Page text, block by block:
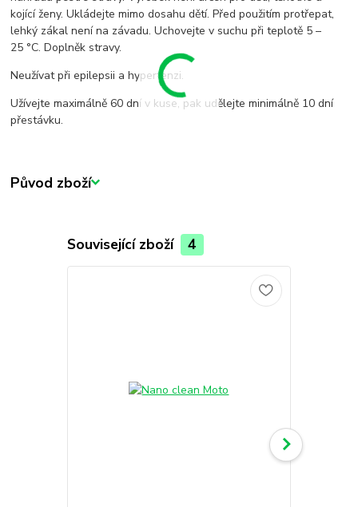
kojící ženy. Ukládejte mimo dosahu dětí. Před použitím protřepat,
lehký zákal není na závadu. Uchovejte v suchu při teplotě 5 –
25 °C. Doplněk stravy.
Neužívat při epilepsii a hypertenzi.
Užívejte maximálně 60 dní v kuse, pak udělejte minimálně 10 dní
přestávku.
Původ zboží
Související zboží 4